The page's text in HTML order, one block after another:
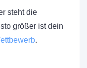
steht die
größer ist dein
.